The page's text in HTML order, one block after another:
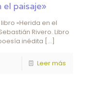
el paisaje»
«Herida en el
Rivero. Libro
inédita […]
Leer más